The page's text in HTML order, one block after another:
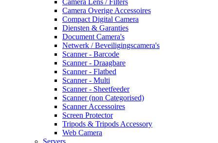
Camera Overige Accessoires
Compact Digital Camera
Diensten & Garanties
Document Camera's
Netwerk / Beveiligingscamera's
Scanner - Barcode
Scanner - Draagbare
Scanner - Flatbed
Scanner - Multi
Scanner - Sheetfeeder
Scanner (non Categorised)
Scanner Accessoires
Screen Protector
Tripods & Tripods Accessory
Web Camera
Servers